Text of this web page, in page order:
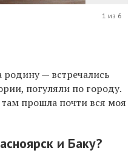
1 из 6
— встречались
погуляли по городу.
прошла почти вся моя
и Баку?